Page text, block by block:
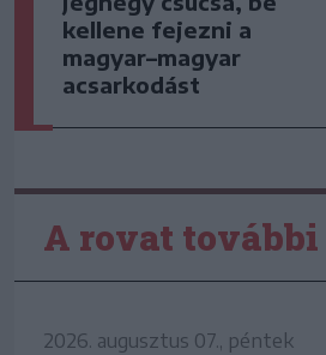
kellene fejezni a
magyar–magyar
acsarkodást
A rovat
2026. augusztus 07., péntek